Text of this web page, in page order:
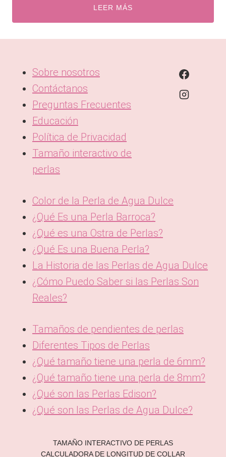
LEER MÁS
Sobre nosotros
Contáctanos
Preguntas Frecuentes
Educación
Política de Privacidad
Tamaño interactivo de
perlas
Color de la Perla de Agua Dulce
¿Qué Es una Perla Barroca?
¿Qué es una Ostra de Perlas?
¿Qué Es una Buena Perla?
La Historia de las Perlas de Agua Dulce
¿Cómo Puedo Saber si las Perlas Son
Reales?
Tamaños de pendientes de perlas
Diferentes Tipos de Perlas
¿Qué tamaño tiene una perla de 6mm?
¿Qué tamaño tiene una perla de 8mm?
¿Qué son las Perlas Edison?
¿Qué son las Perlas de Agua Dulce?
TAMAÑO INTERACTIVO DE PERLAS
CALCULADORA DE LONGITUD DE COLLAR